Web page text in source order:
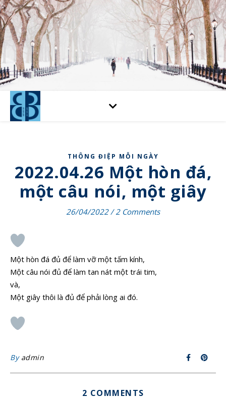
THÔNG ĐIỆP MỖI NGÀY
2022.04.26 Một hòn đá,
một câu nói, một giây
26/04/2022 / 2 Comments
Một hòn đá đủ để làm vỡ một tấm kính,
Một câu nói đủ để làm tan nát một trái tim,
và,
Một giây thôi là đủ để phải lòng ai đó.
By admin
2 COMMENTS